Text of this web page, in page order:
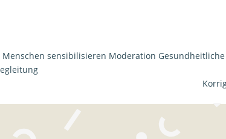
Menschen sensibilisieren Moderation Gesundheitliche